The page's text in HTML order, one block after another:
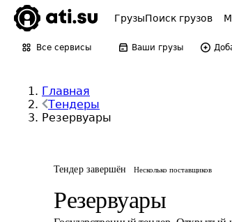
ГрузыПоиск грузов
Все сервисы Ваши грузы
Главная
Тендеры
Резервуары
Тендер завершён Несколько поставщиков
Резервуары